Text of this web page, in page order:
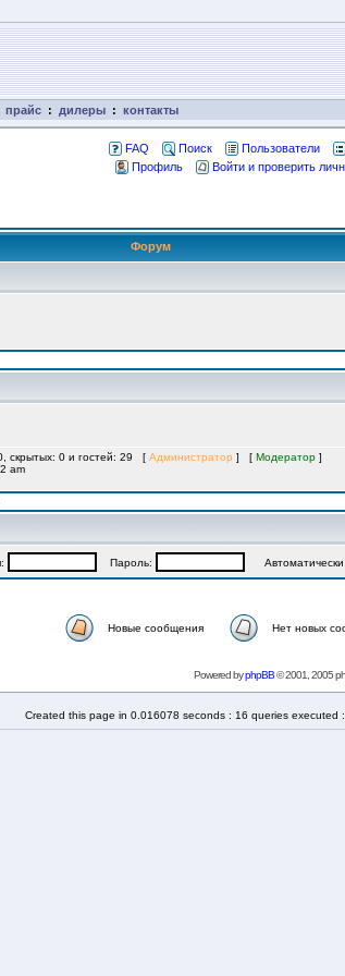
прайс : дилеры : контакты
FAQ Поиск Пользователи
Профиль
Войти и проверить
Форум
скрытых: 0 и гостей: 29 [ Администратор ] [ Модератор ]
am
Пароль: Автоматически
Новые сообщения Нет новых
Powered byphpBB© 2001, 2005
Created this page in 0.016078 seconds : 16 queries executed